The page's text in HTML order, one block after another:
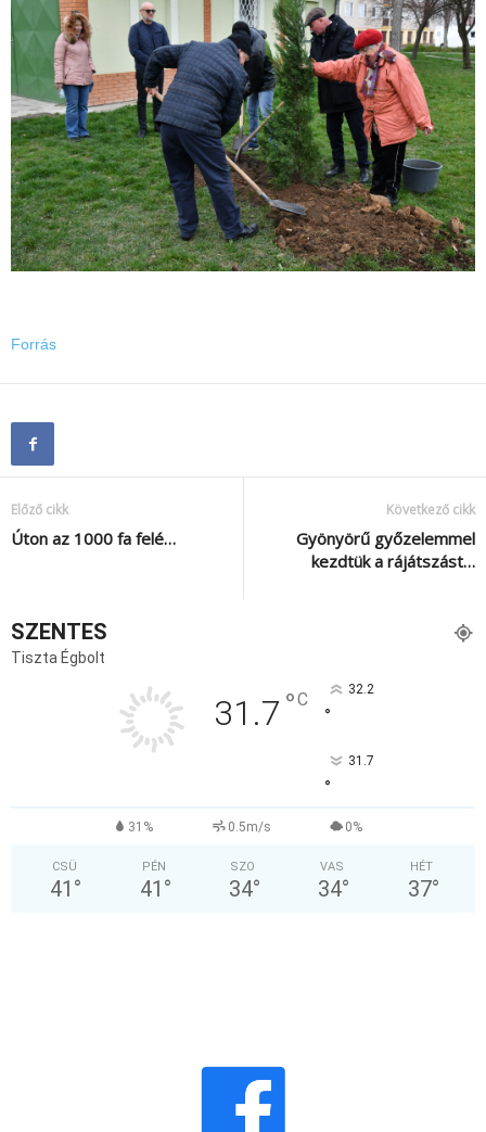
Forrás
Előző cikk
Úton az 1000 fa felé…
Következő cikk
Gyönyörű győzelemmel
kezdtük a rájátszást…
SZENTES
Tiszta Égbolt
31.7 °C 32.2
°
31.7
°
31% 0.5m/s 0%
CSÜ
41 °
PÉN
41 °
SZO
34°
VAS
34°
HÉT
37°